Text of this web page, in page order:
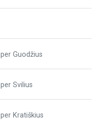
per Guodžius
per Svilius
per Kratiškius